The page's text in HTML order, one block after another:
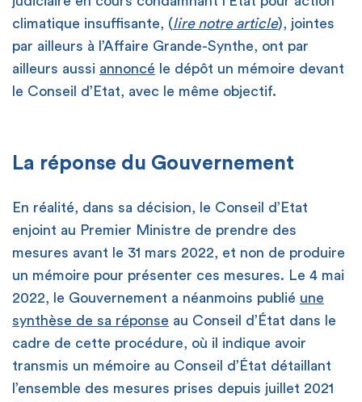
climatique insuffisante, (lire notre article), jointes
par ailleurs à l’Affaire Grande-Synthe, ont par
ailleurs aussi annoncé le dépôt un mémoire devant
le Conseil d’Etat, avec le même objectif.
La réponse du Gouvernement
En réalité, dans sa décision, le Conseil d’Etat
enjoint au Premier Ministre de prendre des
mesures avant le 31 mars 2022, et non de produire
un mémoire pour présenter ces mesures. Le 4 mai
2022, le Gouvernement a néanmoins publié une
synthèse de sa réponse au Conseil d’État dans le
cadre de cette procédure, où il indique avoir
transmis un mémoire au Conseil d’État détaillant
l’ensemble des mesures prises depuis juillet 2021